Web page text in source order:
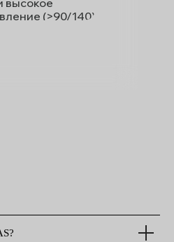
высокое
(>90/140)